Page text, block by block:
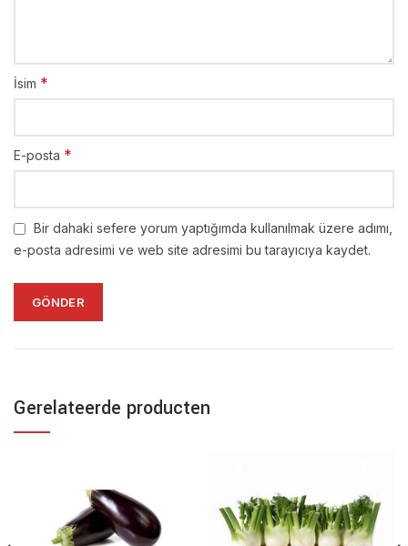
İsim *
E-posta *
Bir dahaki sefere yorum yaptığımda kullanılmak üzere adımı,
e-posta adresimi ve web site adresimi bu tarayıcıya kaydet.
Gerelateerde producten